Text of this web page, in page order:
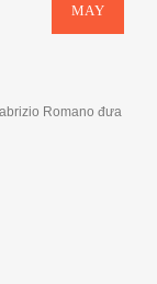
MAY
Romano đưa